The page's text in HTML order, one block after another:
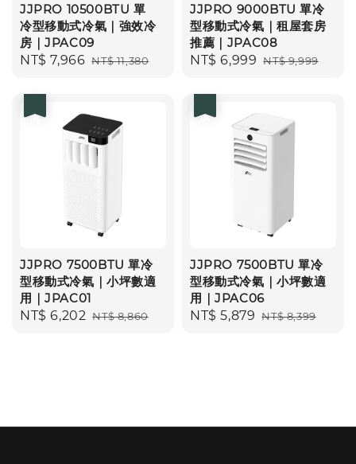
JJPRO 10500BTU 單
冷型移動式冷氣｜強效冷
房｜JPAC09
Sale
NT$ 7,966 Regular
NT$ 11,380
JJPRO 9000BTU 單冷
型移動式冷氣｜租屋套房
推薦｜JPAC08
Sale
NT$ 6,999 Regular
NT$ 9,999
JJPRO 7500BTU 單冷
型移動式冷氣｜小坪數適
用｜JPAC01
Sale
NT$ 6,202 Regular
NT$ 8,860
JJPRO 7500BTU 單冷
型移動式冷氣｜小坪數適
用｜JPAC06
Sale
NT$ 5,879 Regular
NT$ 8,399